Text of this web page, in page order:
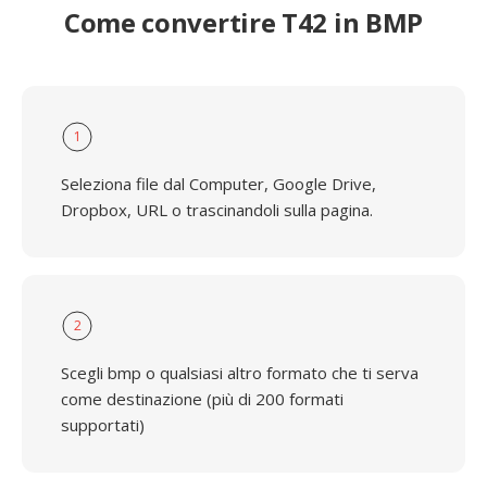
Come convertire T42 in BMP
1
Seleziona file dal Computer, Google Drive,
Dropbox, URL o trascinandoli sulla pagina.
2
Scegli bmp o qualsiasi altro formato che ti serva
come destinazione (più di 200 formati
supportati)